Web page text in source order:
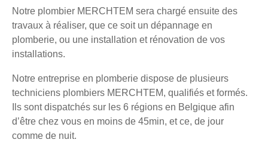
Notre plombier MERCHTEM sera chargé ensuite des
travaux à réaliser, que ce soit un dépannage en
plomberie, ou une installation et rénovation de vos
installations.
Notre entreprise en plomberie dispose de plusieurs
techniciens plombiers MERCHTEM, qualifiés et formés.
Ils sont dispatchés sur les 6 régions en Belgique afin
d’être chez vous en moins de 45min, et ce, de jour
comme de nuit.